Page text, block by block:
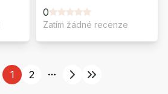
0
Zatím žádné recenze
1 2
More pages